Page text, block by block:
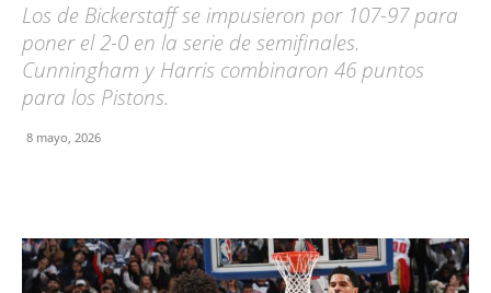
Los de Bickerstaff se impusieron por 107-97 para
poner el 2-0 en la serie de semifinales.
Cunningham y Harris combinaron 46 puntos
para los Pistons.
8 mayo, 2026